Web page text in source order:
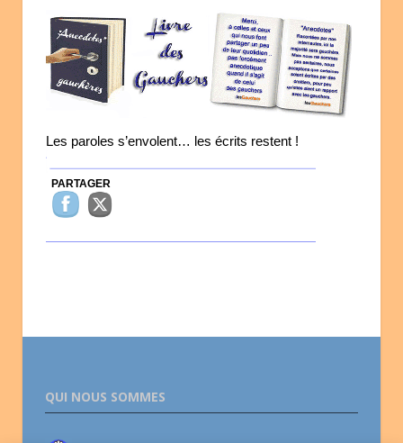
Les paroles s’envolent… les écrits restent !
PARTAGER
QUI NOUS SOMMES